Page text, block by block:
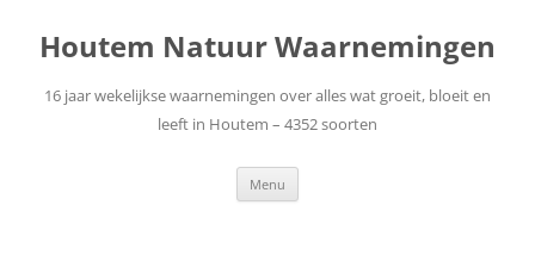
de
inhoud
Houtem Natuur Waarnemingen
16 jaar wekelijkse waarnemingen over alles wat groeit, bloeit en
leeft in Houtem – 4352 soorten
Menu